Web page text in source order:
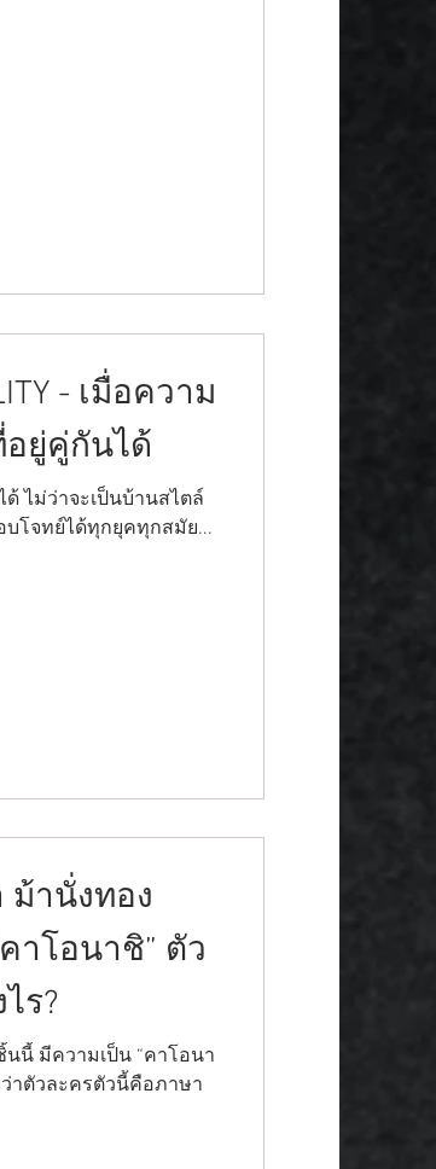
- เมื่อความ
ยู่คู่กันได้
ไม่ว่าจะเป็นบ้านสไตล์
บโจทย์ได้ทุกยุคทุกสมัย...
ม้านั่งทอง
าโอนาชิ” ตัว
ร?
นี้ มีความเป็น “คาโอนา
าตัวละครตัวนี้คือภาษา